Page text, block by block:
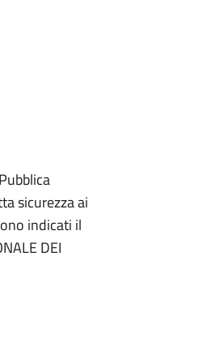
sicurezza ai
indicati il
DEI